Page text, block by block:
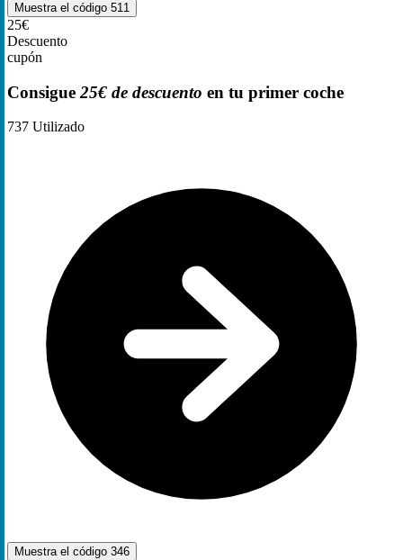
Muestra el código 511
25€
Descuento
cupón
Consigue 25€ de descuento en tu primer coche
737 Utilizado
Muestra el código 346